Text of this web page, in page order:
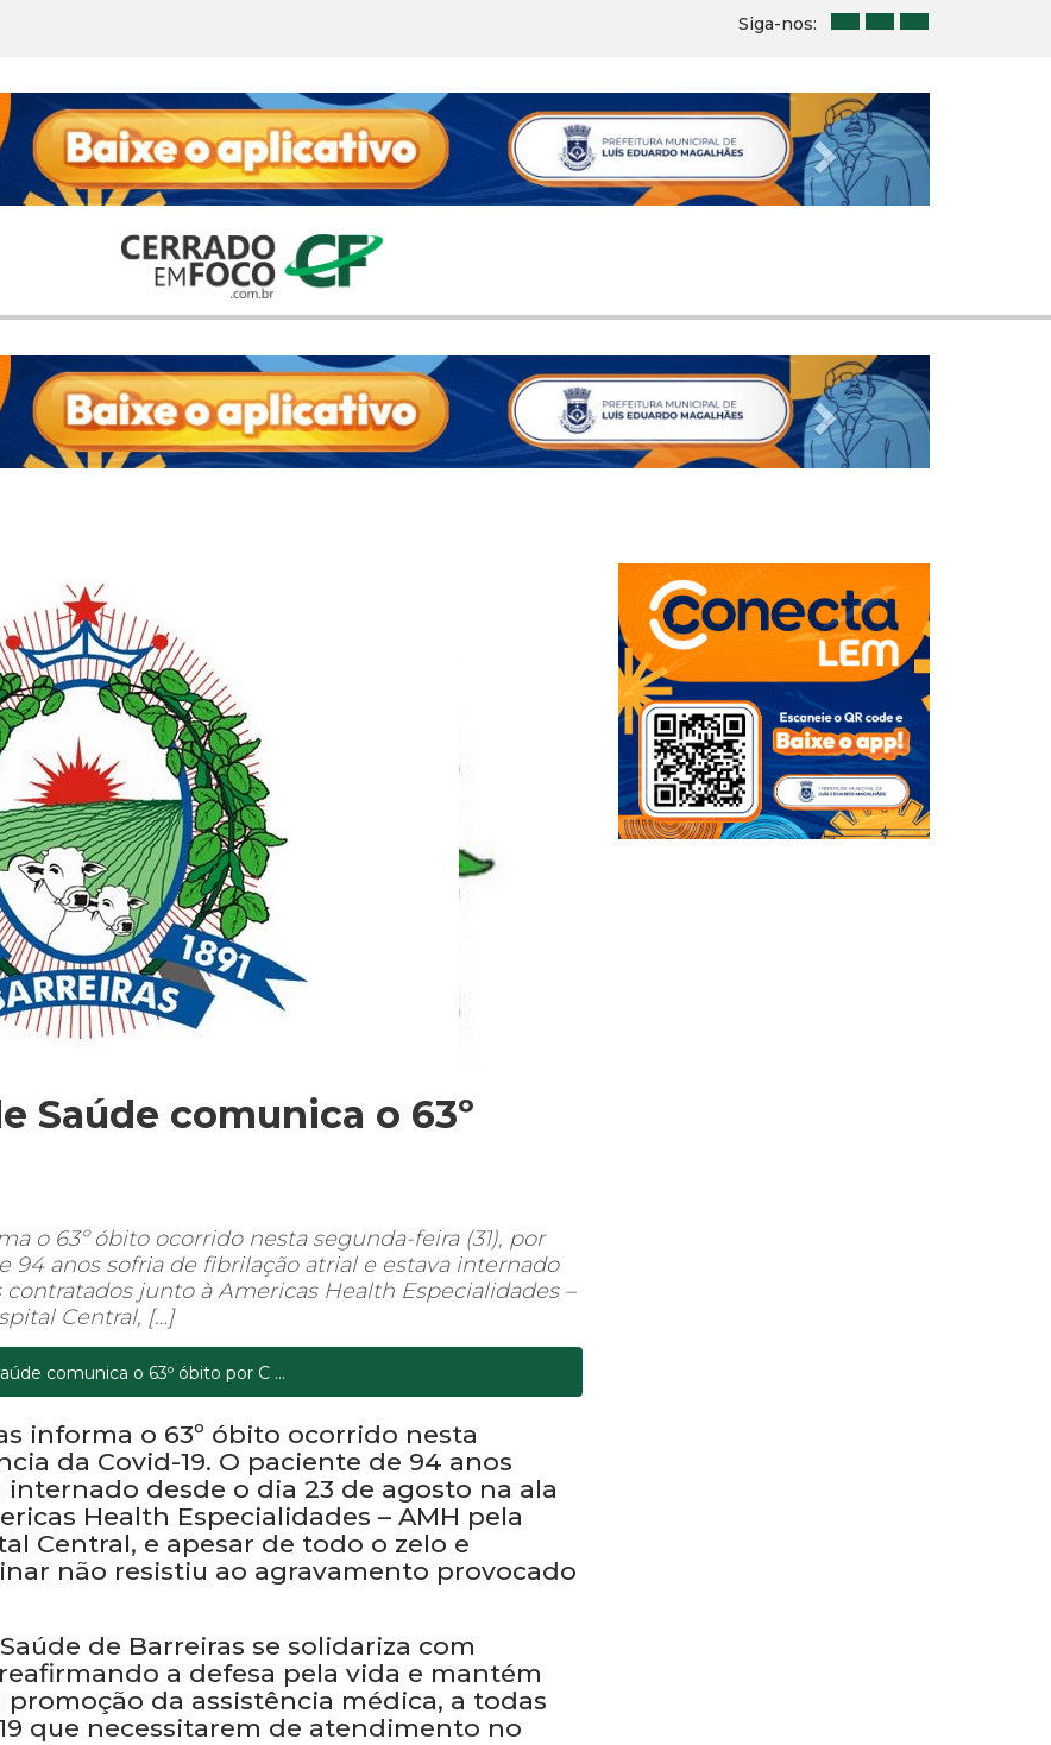
Siga-nos:
Next
Next
Saúde comunica o 63º
o 63º óbito ocorrido nesta segunda-feira (31), por
94 anos sofria de fibrilação atrial e estava internado
junto à Americas Health Especialidades –
Central, […]
comunica o 63º óbito por C ...
informa o 63º óbito ocorrido nesta
da Covid-19. O paciente de 94 anos
desde o dia 23 de agosto na ala
Health Especialidades – AMH pela
Central, e apesar de todo o zelo e
não resistiu ao agravamento provocado
de Barreiras se solidariza com
a defesa pela vida e mantém
da assistência médica, a todas
que necessitarem de atendimento no